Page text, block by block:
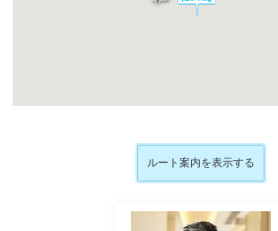
ルート案内を表示する